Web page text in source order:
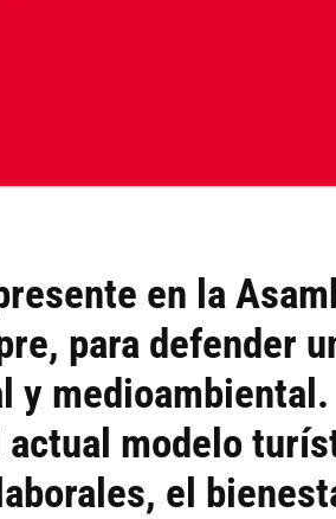
en la
para defender
modelo
el